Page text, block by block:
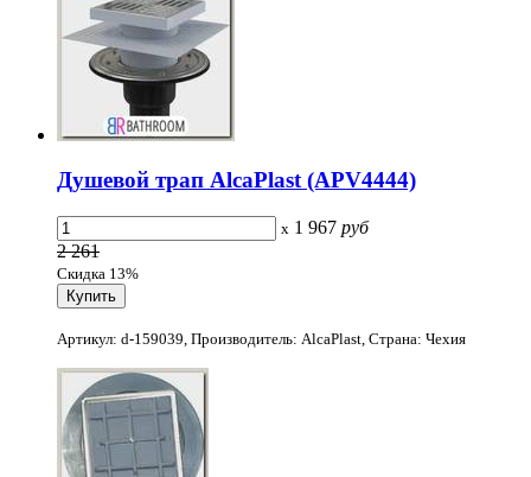
Душевой трап AlcaPlast (APV4444)
x 1 967 руб
2 261
Скидка 13%
Артикул: d-159039, Производитель: AlcaPlast, Страна: Чехия